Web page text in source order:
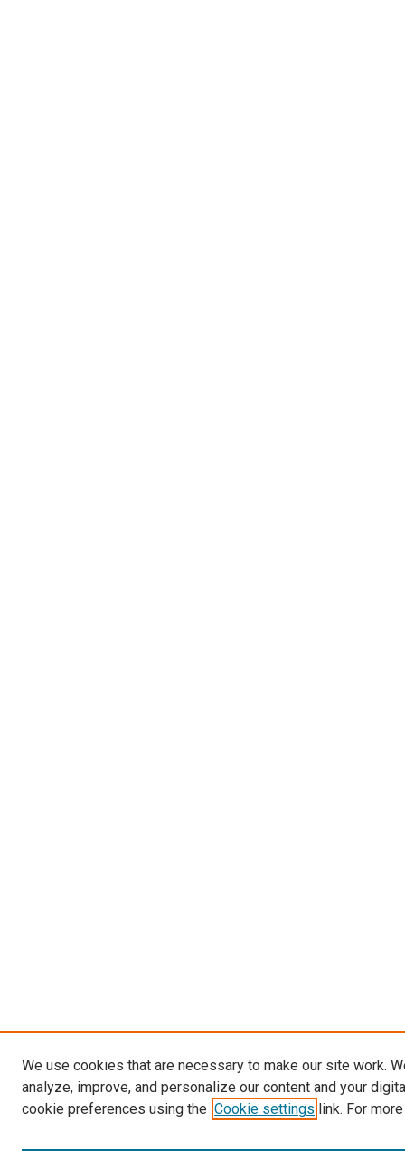
We use cookies that are necessary to make our site work.
analyze, improve, and personalize our content and your
cookie preferences using the Cookie settings link. For